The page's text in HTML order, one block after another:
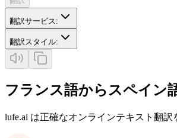
翻訳サービス :
翻訳スタイル:
フランス語からスペイン
lufe.ai は正確なオンラインテキスト翻